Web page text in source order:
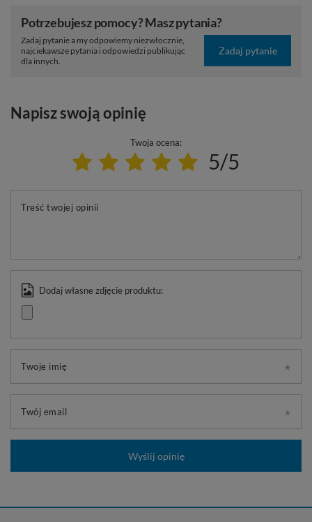
Potrzebujesz pomocy? Masz pytania?
Zadaj pytanie a my odpowiemy niezwłocznie,
najciekawsze pytania i odpowiedzi publikując
dla innych.
Zadaj pytanie
Napisz swoją opinię
Twoja ocena:
5/5
Treść twojej opinii
Dodaj własne zdjęcie produktu:
Twoje imię
Twój email
Wyślij opinię